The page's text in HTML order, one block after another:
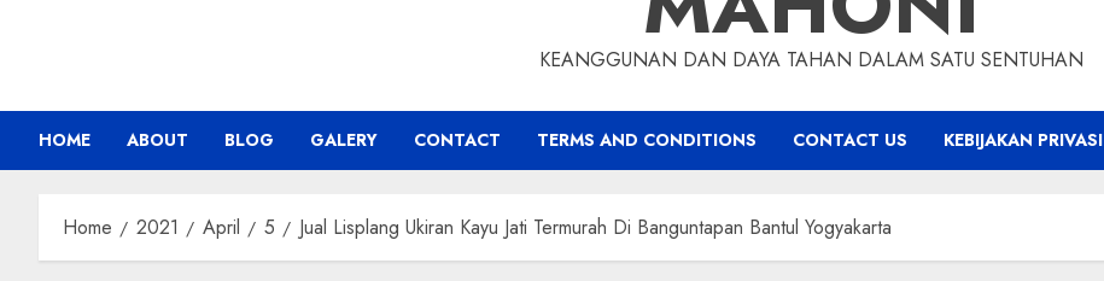
KEANGGUNAN DAN DAYA TAHAN DALAM SATU SENTUHAN
HOME ABOUT BLOG GALERY CONTACT TERMS AND CONDITIONS CONTACT US KEBIJAKAN PRIVASI
Home 2021 April 5 Jual Lisplang Ukiran Kayu Jati Termurah Di Banguntapan Bantul Yogyakarta